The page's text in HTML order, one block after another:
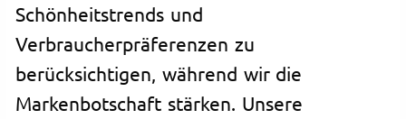
Schönheitstrends und
Verbraucherpräferenzen zu
berücksichtigen, während wir die
Markenbotschaft stärken. Unsere